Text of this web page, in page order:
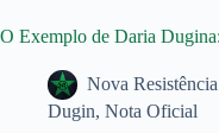
O Exemplo de Daria
Nova Resistência
Dugin, Nota Oficial